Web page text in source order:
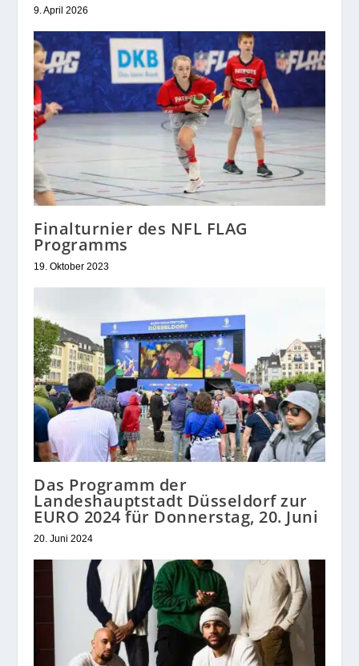
9. April 2026
Finalturnier des NFL FLAG
Programms
19. Oktober 2023
Das Programm der
Landeshauptstadt Düsseldorf zur
EURO 2024 für Donnerstag, 20. Juni
20. Juni 2024